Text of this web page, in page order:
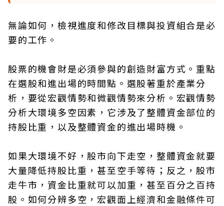
無論如何，檢視進度和修改目標與投資組合是必
要的工作。
股票的機會財是必須參與的創造財富方式。重點
在選股和進出場的時間點。選股著重於產業分
析，要從宏觀情勢和微觀情勢來分析。宏觀情勢
分析大環境多空因素，它涉及了整體資金部位的
持股比重，以及整體資金的進出場時機。
如果大環境不好，股市向下走空，整體資金就要
大量降低持股比重，甚至空手等待；反之，股市
走牛市，資金比重就可以加重，甚至百分之百持
股。如何分辨多空，宏觀面上經濟和金融條件可